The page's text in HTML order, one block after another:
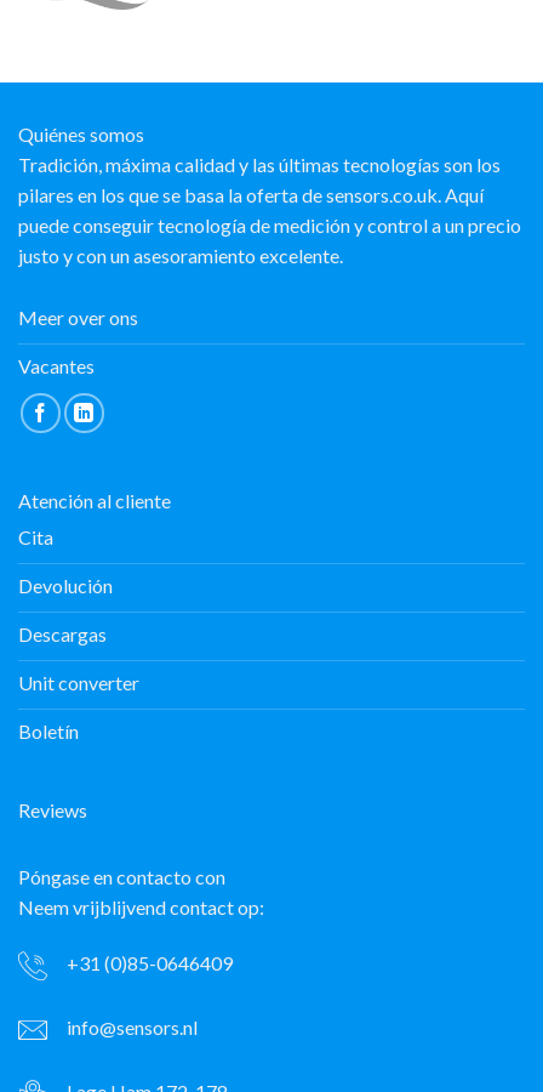
Quiénes somos
Tradición, máxima calidad y las últimas tecnologías son los
pilares en los que se basa la oferta de sensors.co.uk. Aquí
puede conseguir tecnología de medición y control a un precio
justo y con un asesoramiento excelente.
Meer over ons
Vacantes
Atención al cliente
Cita
Devolución
Descargas
Unit converter
Boletín
Reviews
Póngase en contacto con
Neem vrijblijvend contact op:
+31 (0)85-0646409
info@sensors.nl